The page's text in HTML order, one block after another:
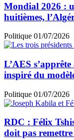
Mondial 2026 :
huitièmes,
Politique 01/07/2026
L’AES
inspiré du
Politique 01/07/2026
RDC : Félix
doit pas